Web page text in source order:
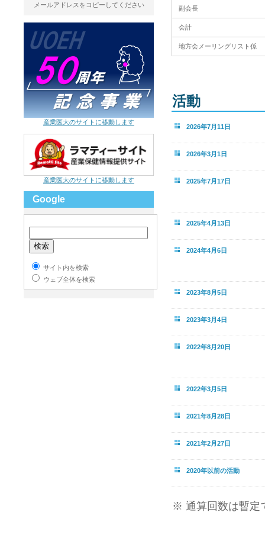
副会長
会計
地方会メーリングリスト係
活動
2026年7月11日
2026年3月1日
2025年7月17日
2025年4月13日
2024年4月6日
2023年8月5日
2023年3月4日
2022年8月20日
2022年3月5日
2021年8月28日
2021年2月27日
2020年以前の活動
※ 通算回数は暫定
メールアドレスをコピーしてください
産業医大のサイトに移動します
産業医大のサイトに移動します
Google
サイト内を検索
ウェブ全体を検索